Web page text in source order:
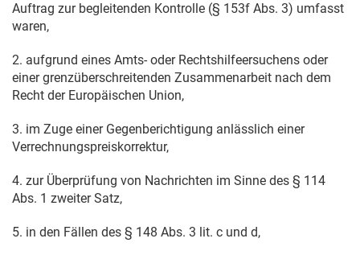
Auftrag zur begleitenden Kontrolle (§ 153f Abs. 3) umfasst
waren,
2. aufgrund eines Amts- oder Rechtshilfeersuchens oder
einer grenzüberschreitenden Zusammenarbeit nach dem
Recht der Europäischen Union,
3. im Zuge einer Gegenberichtigung anlässlich einer
Verrechnungspreiskorrektur,
4. zur Überprüfung von Nachrichten im Sinne des § 114
Abs. 1 zweiter Satz,
5. in den Fällen des § 148 Abs. 3 lit. c und d,